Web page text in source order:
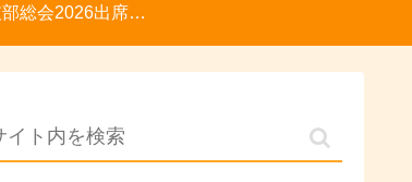
【支部総会2026出席登録】【メールアドレス登録】【各種お問い合わせ】